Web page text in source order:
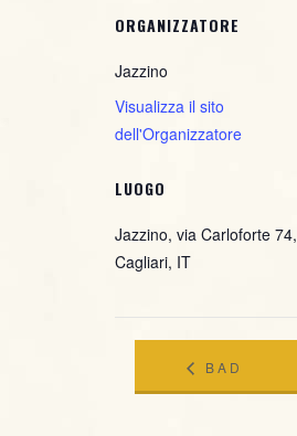
LUOGO
Jazzino, via Carloforte 74,
Cagliari, IT
ORGANIZZATORE
Jazzino
Visualizza il sito
dell'Organizzatore
BAD